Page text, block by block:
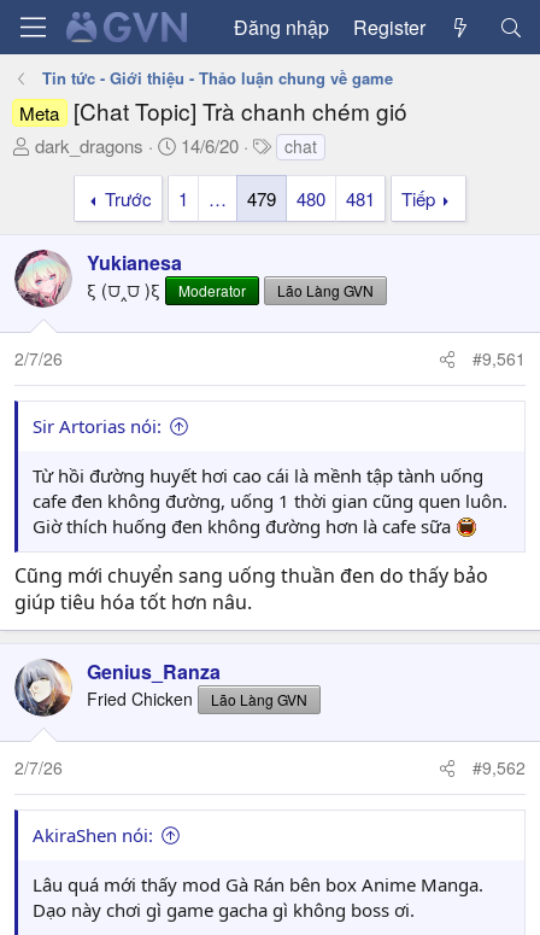
Đăng nhập Register
Tin tức - Giới thiệu - Thảo luận chung về game
Meta [Chat Topic] Trà chanh chém gió
T
a
d
s
t
a
r
t
e
dark_dragons
N
à
y
ử
i
14/6/20
T
a
g
s
chat
Trước 1 … 479 480 481 Tiếp
Yukianesa
ξ (⩌‸⩌ )ξ Moderator Lão Làng GVN
2/7/26 #9,561
Sir Artorias nói:
Từ hồi đường huyết hơi cao cái là mềnh tập tành uống
cafe đen không đường, uống 1 thời gian cũng quen luôn.
Giờ thích huống đen không đường hơn là cafe sữa
Cũng mới chuyển sang uống thuần đen do thấy bảo
giúp tiêu hóa tốt hơn nâu.
Genius_Ranza
Fried Chicken Lão Làng GVN
2/7/26 #9,562
AkiraShen nói:
Lâu quá mới thấy mod Gà Rán bên box Anime Manga.
Dạo này chơi gì game gacha gì không boss ơi.